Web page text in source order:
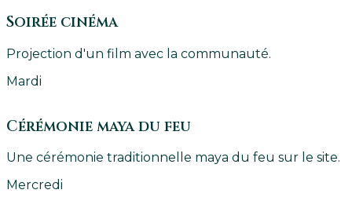
Soirée cinéma
Projection d'un film avec la communauté.
Mardi
Cérémonie maya du feu
Une cérémonie traditionnelle maya du feu sur le site.
Mercredi